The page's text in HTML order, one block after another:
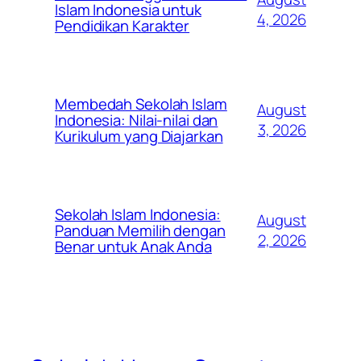
Islam Indonesia untuk
Pendidikan Karakter
4, 2026
Membedah Sekolah Islam
Indonesia: Nilai-nilai dan
Kurikulum yang Diajarkan
August
3, 2026
Sekolah Islam Indonesia:
Panduan Memilih dengan
Benar untuk Anak Anda
August
2, 2026